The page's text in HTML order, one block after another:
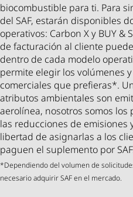
biocombustible para ti. Para
del SAF, estarán disponibles
operativos: Carbon X y BUY &
de facturación al cliente
dentro de cada modelo
permite elegir los volúmenes
comerciales que prefieras*.
atributos ambientales son
aerolínea, nosotros somos los
las reducciones de emisiones
libertad de asignarlas a los
paguen el suplemento por
*Dependiendo del volumen de
necesario adquirir SAF en el mercado.